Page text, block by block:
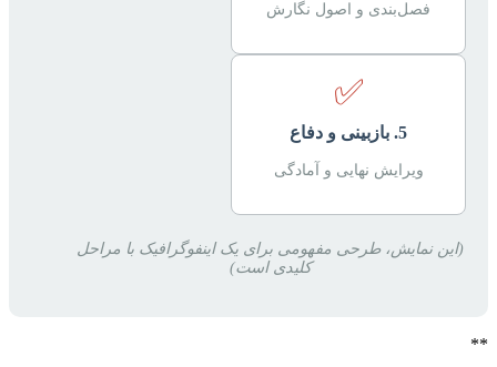
فصل‌بندی و اصول نگارش
✅
5. بازبینی و دفاع
ویرایش نهایی و آمادگی
(این نمایش، طرحی مفهومی برای یک اینفوگرافیک با مراحل
کلیدی است)
**